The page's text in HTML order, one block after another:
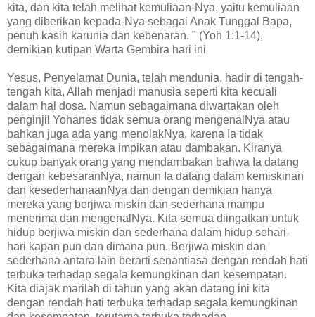
kita, dan kita telah melihat kemuliaan-Nya, yaitu kemuliaan
yang diberikan kepada-Nya sebagai Anak Tunggal Bapa,
penuh kasih karunia dan kebenaran. " (Yoh 1:1-14),
demikian kutipan Warta Gembira hari ini
Yesus, Penyelamat Dunia, telah mendunia, hadir di tengah-
tengah kita, Allah menjadi manusia seperti kita kecuali
dalam hal dosa. Namun sebagaimana diwartakan oleh
penginjil Yohanes tidak semua orang mengenalNya atau
bahkan juga ada yang menolakNya, karena Ia tidak
sebagaimana mereka impikan atau dambakan. Kiranya
cukup banyak orang yang mendambakan bahwa Ia datang
dengan kebesaranNya, namun Ia datang dalam kemiskinan
dan kesederhanaanNya dan dengan demikian hanya
mereka yang berjiwa miskin dan sederhana mampu
menerima dan mengenalNya. Kita semua diingatkan untuk
hidup berjiwa miskin dan sederhana dalam hidup sehari-
hari kapan pun dan dimana pun. Berjiwa miskin dan
sederhana antara lain berarti senantiasa dengan rendah hati
terbuka terhadap segala kemungkinan dan kesempatan.
Kita diajak marilah di tahun yang akan datang ini kita
dengan rendah hati terbuka terhadap segala kemungkinan